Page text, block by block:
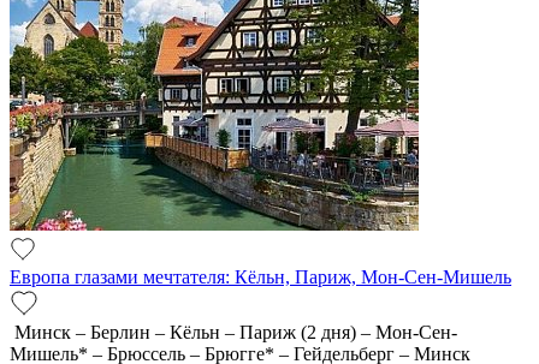
Европа глазами мечтателя: Кёльн, Париж, Мон-Сен-Мишель
Минск – Берлин – Кёльн – Париж (2 дня) – Мон-Сен-
Мишель* – Брюссель – Брюгге* – Гейдельберг – Минск